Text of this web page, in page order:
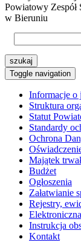
Powiatowy Zespół
w Bieruniu
szukaj
Toggle navigation
Informacje o
Struktura
Statut
Standardy
Ochrona
Majątek
Budżet
Ogłoszenia
Załatwianie
Rejestry,
Instrukcja
Kontakt